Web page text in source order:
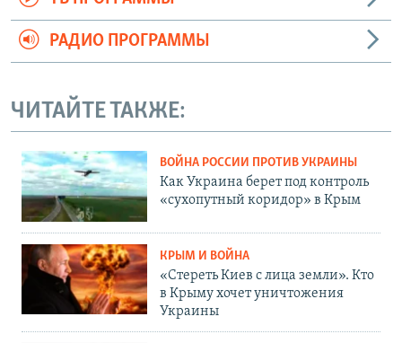
РАДИО ПРОГРАММЫ
ЧИТАЙТЕ ТАКЖЕ:
ВОЙНА РОССИИ ПРОТИВ УКРАИНЫ
Как Украина берет под контроль
«сухопутный коридор» в Крым
КРЫМ И ВОЙНА
«Стереть Киев с лица земли». Кто
в Крыму хочет уничтожения
Украины